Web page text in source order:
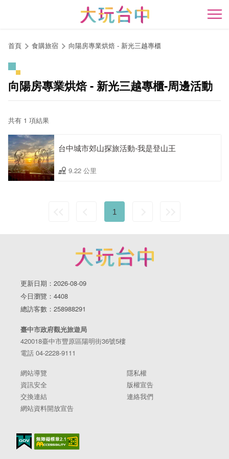
開
首頁 食購旅宿 向陽房專業烘焙 - 新光三越專櫃
向陽房專業烘焙 - 新光三越專櫃-周邊活動
共有 1 項結果
台中城市郊山探旅活動-我是登山王
9.22 公里
1
更新日期：2026-08-09
今日瀏覽：4408
總訪客數：258988291
臺中市政府觀光旅遊局
420018臺中市豐原區陽明街36號5樓
電話 04-2228-9111
網站導覽
隱私權
資訊安全
版權宣告
交換連結
連絡我們
網站資料開放宣告